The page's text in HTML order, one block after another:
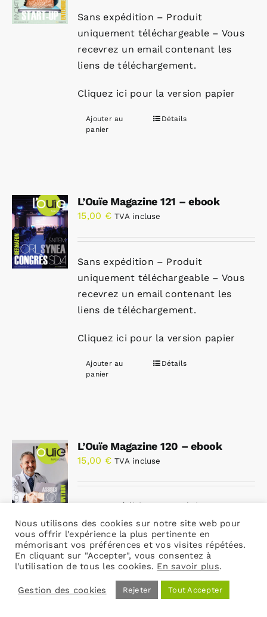
Sans expédition – Produit
uniquement téléchargeable – Vous
recevrez un email contenant les
liens de téléchargement.
Cliquez ici pour la version papier
Ajouter au
panier
Détails
L’Ouïe Magazine 121 – ebook
15,00 € TVA incluse
Sans expédition – Produit
uniquement téléchargeable – Vous
recevrez un email contenant les
liens de téléchargement.
Cliquez ici pour la version papier
Ajouter au
panier
Détails
L’Ouïe Magazine 120 – ebook
15,00 € TVA incluse
Sans expédition – Produit
uniquement téléchargeable – Vous
recevrez un email contenant les
liens de téléchargement.
Cliquez ici pour la version papier
Nous utilisons des cookies sur notre site web pour
vous offrir l'expérience la plus pertinente en
mémorisant vos préférences et vos visites répétées.
En cliquant sur "Accepter", vous consentez à
l'utilisation de tous les cookies. En savoir plus.
Gestion des cookies Rejeter Tout Accepter